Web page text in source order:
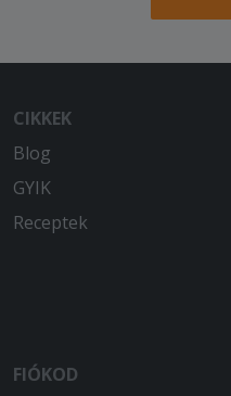
CIKKEK
Blog
GYIK
Receptek
FIÓKOD